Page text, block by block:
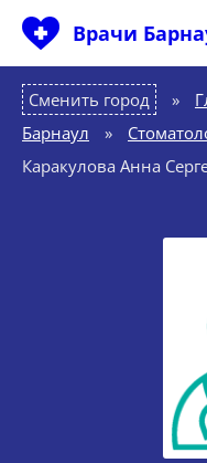
Врачи
Сменить город
Барнаул
»
Каракулова Анна